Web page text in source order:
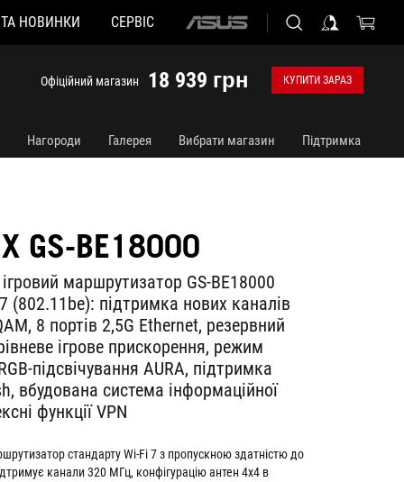
ТА НОВИНКИ СЕРВІС
ASUS
Офіційний магазин 18 939 грн КУПИТИ ЗАРАЗ
Нагороди Галерея Вибрати магазин Підтримка
GS-BE18000
маршрутизатор GS-BE18000
(802.11be): підтримка нових каналів
8 портів 2,5G Ethernet, резервний
ігрове прискорення, режим
підсвічування AURA, підтримка
вбудована система інформаційної
функції VPN
стандарту Wi-Fi 7 з пропускною здатністю до
канали 320 МГц, конфігурацію антен 4x4 в